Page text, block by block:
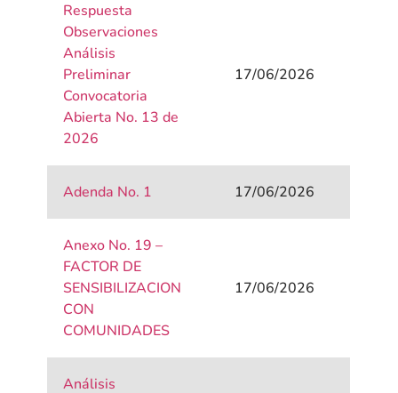
Respuesta
Observaciones
Análisis
Preliminar
Convocatoria
Abierta No. 13 de
2026
17/06/2026
Adenda No. 1 17/06/2026
Anexo No. 19 –
FACTOR DE
SENSIBILIZACION
CON
COMUNIDADES
17/06/2026
Análisis